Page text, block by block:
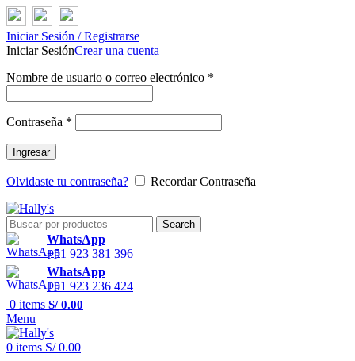
Iniciar Sesión / Registrarse
Iniciar SesiónCrear una cuenta
Nombre de usuario o correo electrónico *
Contraseña *
Ingresar
Olvidaste tu contraseña? Recordar Contraseña
Search
WhatsApp
+51 923 381 396
WhatsApp
+51 923 236 424
0 items S/0.00
Menu
0 items S/0.00